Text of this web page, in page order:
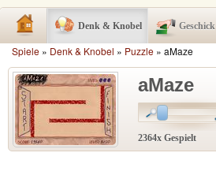
Denk & Knobel Geschick
Spiele » Denk & Knobel » Puzzle » aMaze
aMaze
2364x Gespielt